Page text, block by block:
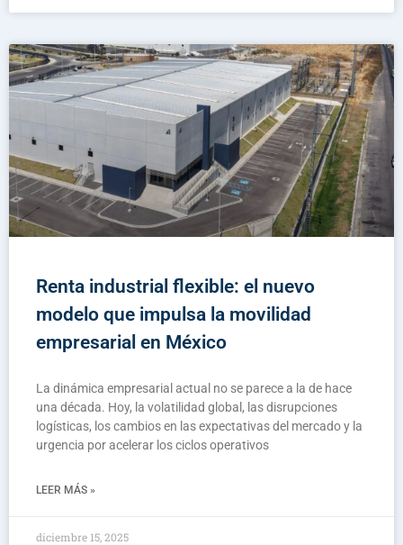
Renta industrial flexible: el nuevo
modelo que impulsa la movilidad
empresarial en México
La dinámica empresarial actual no se parece a la de hace
una década. Hoy, la volatilidad global, las disrupciones
logísticas, los cambios en las expectativas del mercado y la
urgencia por acelerar los ciclos operativos
LEER MÁS »
diciembre 15, 2025